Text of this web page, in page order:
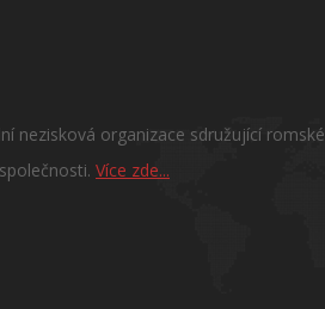
nezisková organizace sdružující
Více zde...